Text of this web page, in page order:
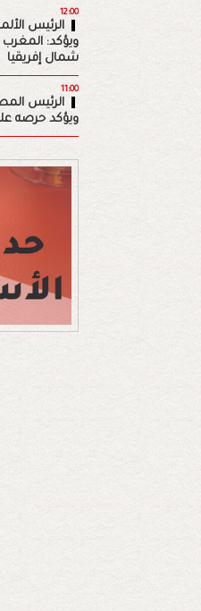
12:00
الرئيس
ويؤكد:
شمال إفريقيا
11:00
الرئيس
ويؤكد حرصه